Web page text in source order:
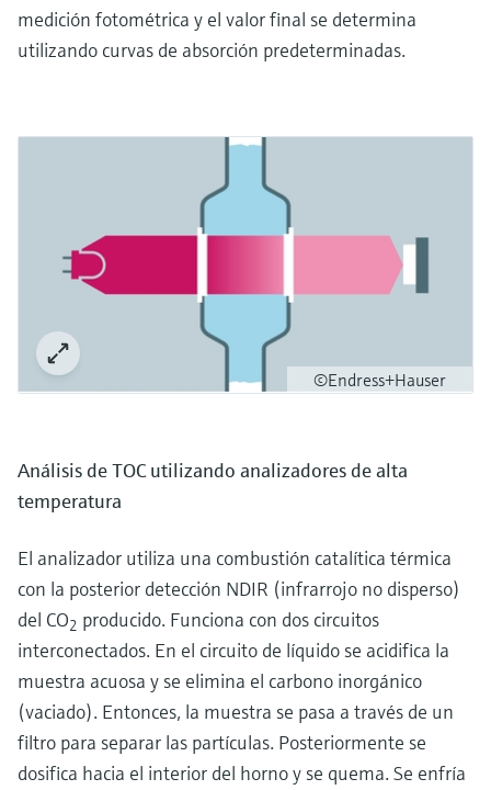
medición fotométrica y el valor final se determina
utilizando curvas de absorción predeterminadas.
©Endress+Hauser
Análisis de TOC utilizando analizadores de alta
temperatura
El analizador utiliza una combustión catalítica térmica
con la posterior detección NDIR (infrarrojo no disperso)
del CO2 producido. Funciona con dos circuitos
interconectados. En el circuito de líquido se acidifica la
muestra acuosa y se elimina el carbono inorgánico
(vaciado). Entonces, la muestra se pasa a través de un
filtro para separar las partículas. Posteriormente se
dosifica hacia el interior del horno y se quema. Se enfría